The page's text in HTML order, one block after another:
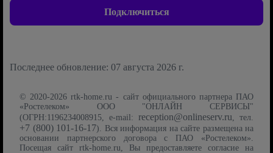
Подключиться
Последнее обновление: 07 августа 2026 г.
© 2020-2026 rtk-home.ru - сайт официального партнера ПАО
«Ростелеком» ООО "ОНЛАЙН СЕРВИСЫ"
(ОГРН:1196234008915, e-mail: reception@onlineserv.ru, тел.
+7 (800) 101-16-17). Вся информация на сайте размещена на
основании партнерского договора с ПАО «Ростелеком».
Посещая сайт rtk-home.ru, Вы предоставляете согласие на